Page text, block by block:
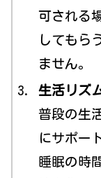
可される
してもら
ません。
生活リズ
普段の生
にサポー
睡眠の時